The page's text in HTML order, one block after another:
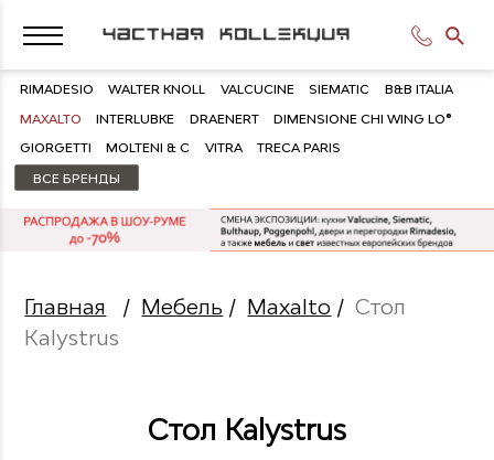
RIMADESIO WALTER KNOLL VALCUCINE SIEMATIC B&B ITALIA
MAXALTO INTERLUBKE DRAENERT DIMENSIONE CHI WING LO®
GIORGETTI MOLTENI & C VITRA TRECA PARIS
ВСЕ БРЕНДЫ
Главная / Мебель / Maxalto /Стол
Kalystrus
Стол Kalystrus